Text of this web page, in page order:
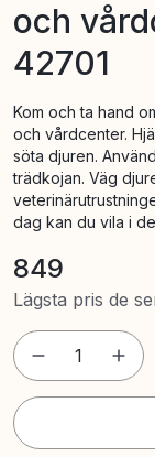
och
42701
Kom och ta hand
och vårdcenter.
söta djuren.
trädkojan. Väg
dag kan du vila i
849
Lägsta pris de
1